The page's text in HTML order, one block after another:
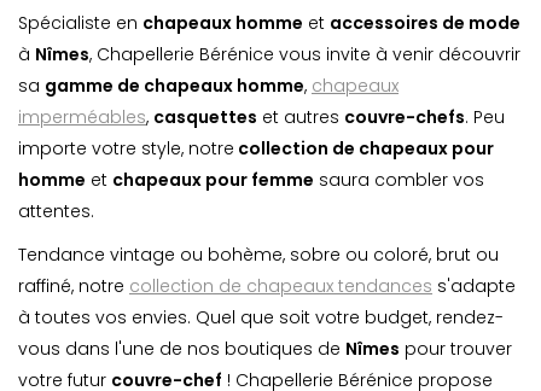
Spécialiste en chapeaux homme et accessoires de mode
à Nîmes, Chapellerie Bérénice vous invite à venir découvrir
sa gamme de chapeaux homme, chapeaux
imperméables, casquettes et autres couvre-chefs. Peu
importe votre style, notre collection de chapeaux pour
homme et chapeaux pour femme saura combler vos
attentes.
Tendance vintage ou bohème, sobre ou coloré, brut ou
raffiné, notre collection de chapeaux tendances s'adapte
à toutes vos envies. Quel que soit votre budget, rendez-
vous dans l'une de nos boutiques de Nîmes pour trouver
votre futur couvre-chef ! Chapellerie Bérénice propose